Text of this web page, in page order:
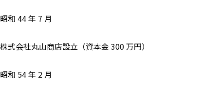
昭和 44 年 7 月
株式会社丸山商店設立（資本金 300 万円）
昭和 54 年 2 月